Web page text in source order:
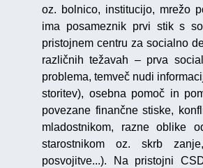
oz. bolnico, institucijo, mrežo
ima posameznik prvi stik s
pristojnem centru za socialno
različnih težavah – prva
problema, temveč nudi
storitev), osebna pomoč in
povezane finančne stiske,
mladostnikom, razne oblike
starostnikom oz. skrb
posvojitve...). Na pristojni